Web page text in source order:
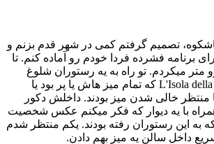
باشکوه، تصمیم گرفتم کمی در شهر قدم بزنم و
برنامه فشرده فردا خودم رو آماده کنم. تا
رو متر میکردم. تو راه به یه رستوران شلوغ
رسیدم به اسم L'Isola della Pizza که تمام میز هاش یا پر بود یا
منتظر خالی شدن میز بودند. داخلش دکور
با یه دیوار که فکر میکنم عکس شخصیت
به این رستوران رفته بودند. یکم منتظر شدم
داخل سالن یه میز بهم دادن.